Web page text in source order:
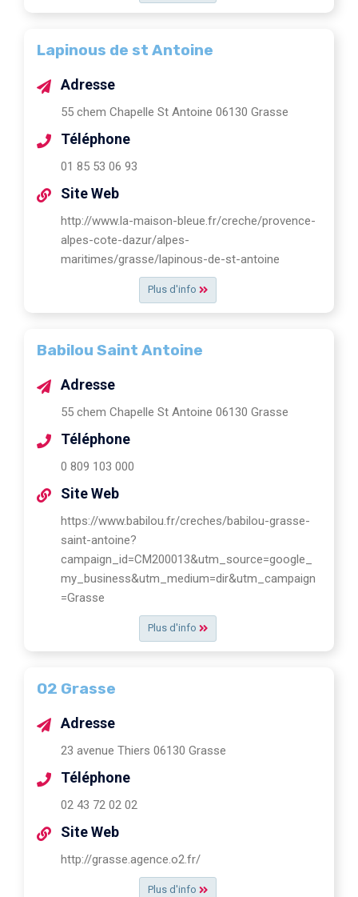
Lapinous de st Antoine
Plus d'info
Adresse
55 chem Chapelle St Antoine 06130 Grasse
Téléphone
01 85 53 06 93
Site Web
http://www.la-maison-bleue.fr/creche/provence-
alpes-cote-dazur/alpes-
maritimes/grasse/lapinous-de-st-antoine
Babilou Saint Antoine
Plus d'info
Adresse
55 chem Chapelle St Antoine 06130 Grasse
Téléphone
0 809 103 000
Site Web
https://www.babilou.fr/creches/babilou-grasse-
saint-antoine?
campaign_id=CM200013&utm_source=google_
my_business&utm_medium=dir&utm_campaign
=Grasse
O2 Grasse
Plus d'info
Adresse
23 avenue Thiers 06130 Grasse
Téléphone
02 43 72 02 02
Site Web
http://grasse.agence.o2.fr/